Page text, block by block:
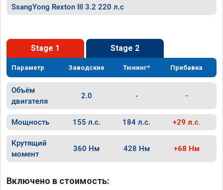
SsangYong Rexton III 3.2 220 л.с
Stage 1 Stage 2
Параметр Заводские Тюнинг* Прибавка
Объём
двигателя
2.0 - -
Мощность 155 л.с. 184 л.с. +29 л.с.
Крутящий
момент
360 Нм 428 Нм +68 Нм
Включено в стоимость: